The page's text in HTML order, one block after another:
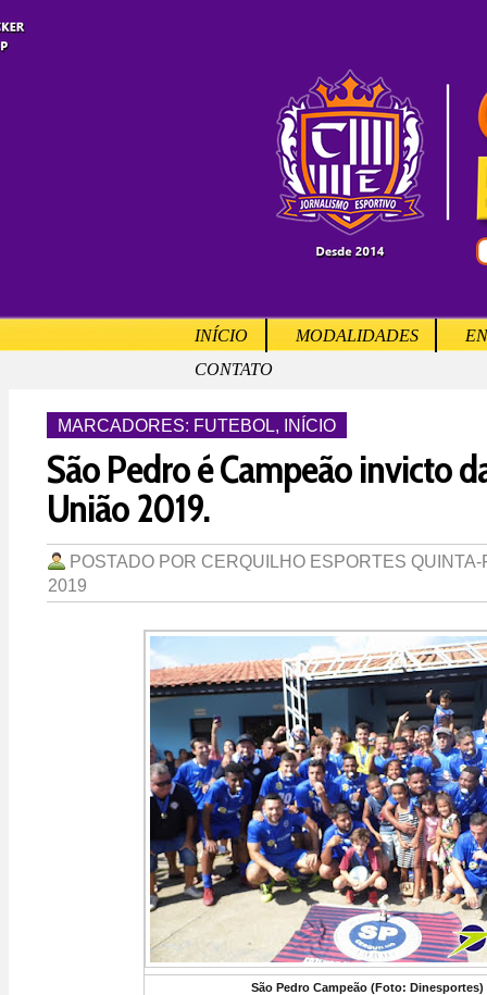
INÍCIO MODALIDADES
CONTATO
MARCADORES: FUTEBOL, INÍCIO
São Pedro é Campeão invicto
União 2019.
POSTADO POR CERQUILHO ESPORTES QUINTA-
2019
São Pedro Campeão (Foto: Dinesportes)